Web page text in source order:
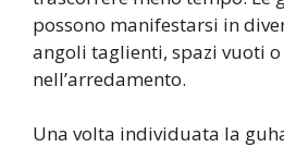
possono manifestarsi in
angoli taglienti, spazi vuoti
nell’arredamento.
Una volta individuata la